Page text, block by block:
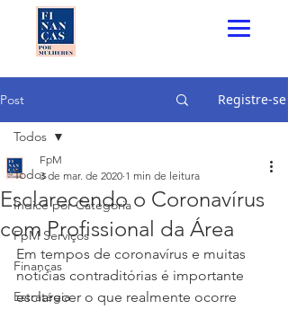
Post Registre-se
Todos
Índice por Categoria
FpM Serviços
Finanças
Estratégia
Todos
Esclarecendo o Coronavírus
com Profissional da Área
FpM
3 de mar. de 2020 1 min de leitura
Em tempos de coronavírus e muitas
notícias contraditórias é importante
esclarecer o que realmente ocorre